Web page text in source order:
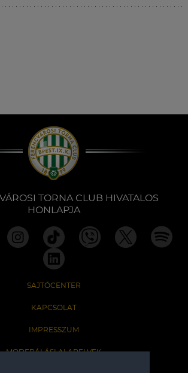
TORNA CLUB HIVATALOS
HONLAPJA
SAJTÓCENTER
KAPCSOLAT
IMPRESSZUM
MODERÁLÁSI ALAPELVEK